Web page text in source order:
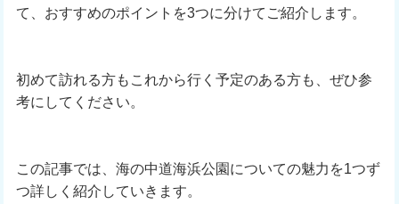
て、おすすめのポイントを3つに分けてご紹介します。
初めて訪れる方もこれから行く予定のある方も、ぜひ参
考にしてください。
この記事では、海の中道海浜公園についての魅力を1つず
つ詳しく紹介していきます。